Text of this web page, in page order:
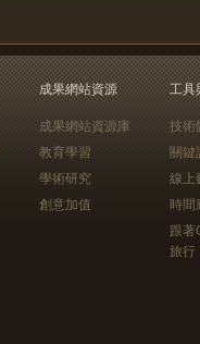
成果網站資源
成果網站資源庫
教育學習
學術研究
創意加值
工具
技術
關鍵
線上
時間
跟
旅行